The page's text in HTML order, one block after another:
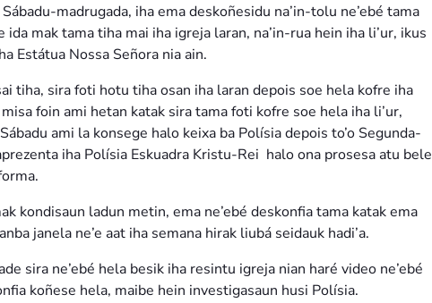
madrugada, iha ema deskoñesidu na’in-tolu ne’ebé tama
mak tama tiha mai iha igreja laran, na’in-rua hein iha li’ur, ikus
Estátua Nossa Señora nia ain.
tiha, sira foti hotu tiha osan iha laran depois soe hela kofre iha
foin ami hetan katak sira tama foti kofre soe hela iha li’ur,
ami la konsege halo keixa ba Polísia depois to’o Segunda-
iha Polísia Eskuadra Kristu-Rei halo ona prosesa atu bele
kondisaun ladun metin, ema ne’ebé deskonfia tama katak ema
janela ne’e aat iha semana hirak liubá seidauk hadi’a.
sira ne’ebé hela besik iha resintu igreja nian haré video ne’ebé
koñese hela, maibe hein investigasaun husi Polísia.